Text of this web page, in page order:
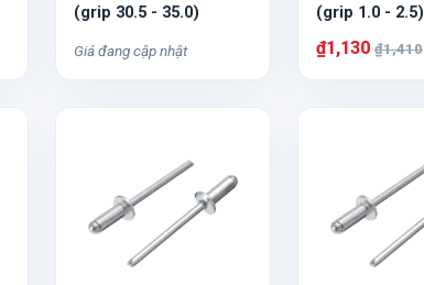
(grip 30.5 - 35.0)
Giá đang cập nhật
(grip 1.0 - 2.5)
₫1,130 ₫1,410